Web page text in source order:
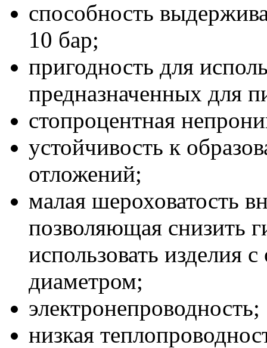
способность
10 бар;
пригодность для
предназначенных для
стопроцентная
устойчивость к
отложений;
малая шероховатость
позволяющая снизить
использовать изделия
диаметром;
электронепроводность;
низкая